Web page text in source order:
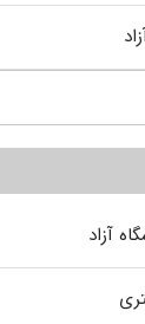
آزاد